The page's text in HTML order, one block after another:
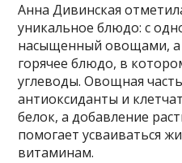
Анна Дивинская
уникальное блюдо: с
насыщенный овощами, а
горячее блюдо, в
углеводы. Овощная
антиоксиданты и
белок, а добавление
помогает усваиваться
витаминам.